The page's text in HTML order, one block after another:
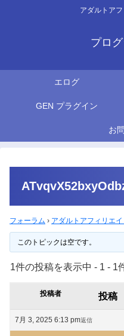
アダルトア
プロ
エログ
GEN プラグイン
お
フォーラム › アダルトアフィリエ
このトピックは空です。
1件の投稿を表示中 - 1 - 1
投稿者 投稿
7月 3, 2025 6:13 pm返信